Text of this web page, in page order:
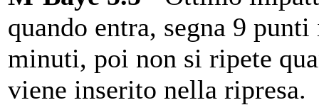
quando entra, segna 9
minuti, poi non si ripete
viene inserito nella ripresa.